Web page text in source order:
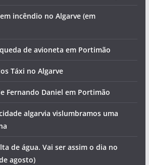
incêndio no Algarve (em
de avioneta em Portimão
Táxi no Algarve
Fernando Daniel em Portimão
algarvia vislumbramos uma
de água. Vai ser assim o dia no
agosto)